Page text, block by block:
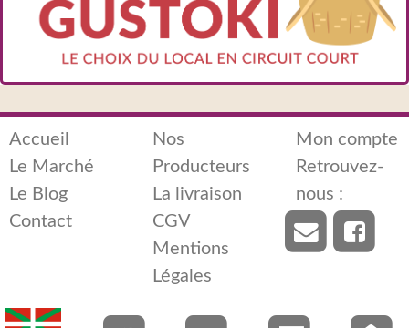
Accueil
Le Marché
Le Blog
Contact
Nos
Producteurs
La livraison
CGV
Mentions
Légales
Mon compte
Retrouvez-
nous :